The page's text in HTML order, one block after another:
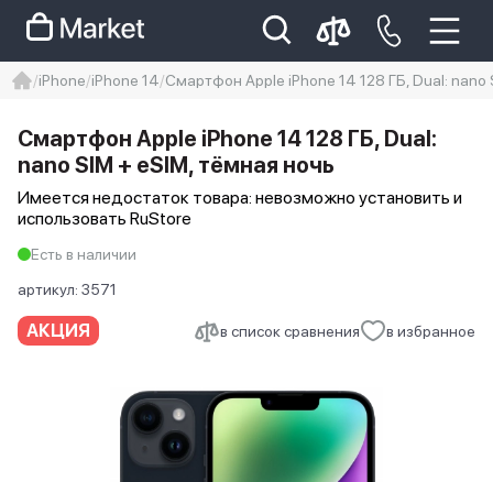
Iphone 14 pro max
айфон 14
iPhone iPhone 14 Смартфон Apple iPhone 14 128 ГБ, Dual: nano
АКЦИЯ в список сравнения в избранное
Смартфон Apple iPhone 14 128 ГБ, Dual:
nano SIM + eSIM, тёмная ночь
Имеется недостаток товара: невозможно установить и
использовать RuStore
Есть в наличии
артикул: 3571